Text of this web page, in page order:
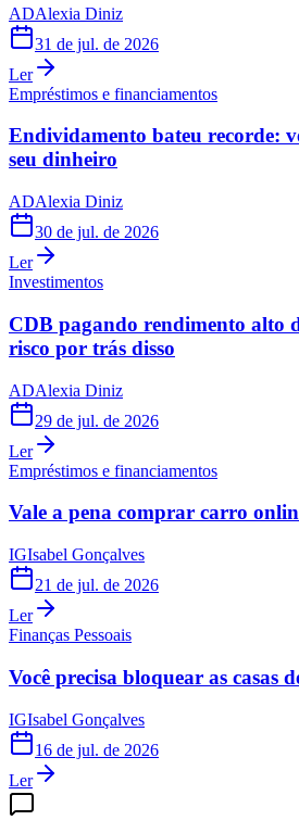
ADAlexia Diniz
31 de jul. de 2026
Ler
Empréstimos e financiamentos
Endividamento bateu recorde:
seu dinheiro
ADAlexia Diniz
30 de jul. de 2026
Ler
Investimentos
CDB pagando rendimento alto
risco por trás disso
ADAlexia Diniz
29 de jul. de 2026
Ler
Empréstimos e financiamentos
Vale a pena comprar carro
IGIsabel Gonçalves
21 de jul. de 2026
Ler
Finanças Pessoais
Você precisa bloquear as casas
IGIsabel Gonçalves
16 de jul. de 2026
Ler